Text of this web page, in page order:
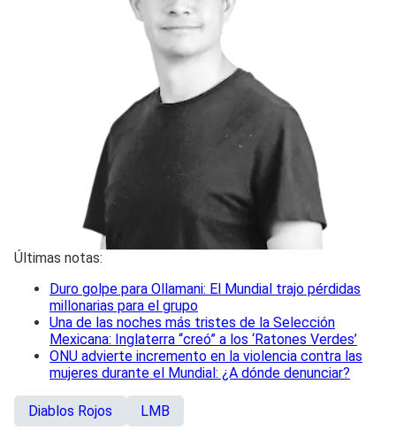
Últimas notas:
Duro golpe para Ollamani: El Mundial trajo pérdidas
millonarias para el grupo
Una de las noches más tristes de la Selección
Mexicana: Inglaterra “creó” a los ‘Ratones Verdes’
ONU advierte incremento en la violencia contra las
mujeres durante el Mundial: ¿A dónde denunciar?
Diablos Rojos LMB